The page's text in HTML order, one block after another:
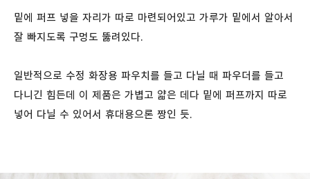
밑에 퍼프 넣을 자리가 따로 마련되어있고 가루가 밑에서 알아서
잘 빠지도록 구멍도 뚫려있다.
일반적으로 수정 화장용 파우치를 들고 다닐 때 파우더를 들고
다니긴 힘든데 이 제품은 가볍고 얇은 데다 밑에 퍼프까지 따로
넣어 다닐 수 있어서 휴대용으론 짱인 듯.